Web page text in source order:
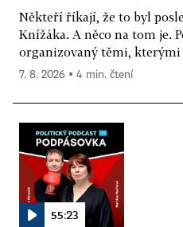
Někteří říkají, že to byl
Knížáka. A něco na tom je.
organizovaný těmi, kterými
7. 8. 2026 ▪ 4 min. čtení
55:23